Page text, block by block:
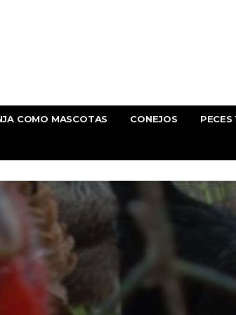
COMO MASCOTAS CONEJOS PECES